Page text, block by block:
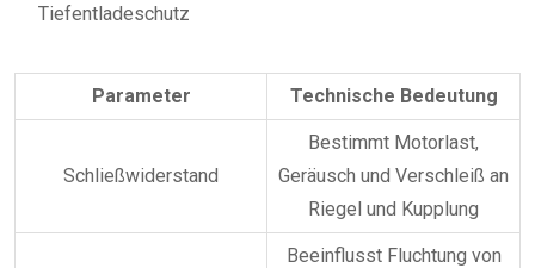
Tiefentladeschutz
Parameter Technische Bedeutung
Schließwiderstand
Bestimmt Motorlast,
Geräusch und Verschleiß an
Riegel und Kupplung
Beeinflusst Fluchtung von